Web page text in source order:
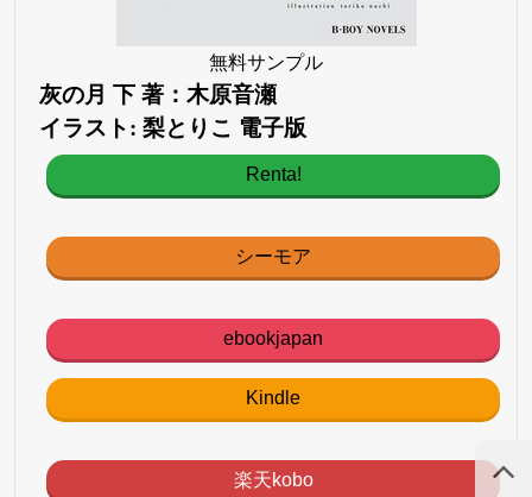
無料サンプル
灰の月 下 著：木原音瀬
イラスト: 梨とりこ 電子版
Renta!
シーモア
ebookjapan
Kindle
楽天kobo